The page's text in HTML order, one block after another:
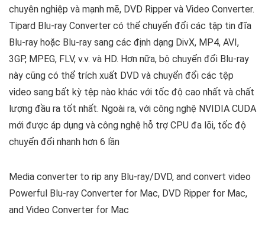
chuyên nghiệp và mạnh mẽ, DVD Ripper và Video Converter.
Tipard Blu-ray Converter có thể chuyển đổi các tập tin đĩa
Blu-ray hoặc Blu-ray sang các định dạng DivX, MP4, AVI,
3GP, MPEG, FLV, v.v. và HD. Hơn nữa, bộ chuyển đổi Blu-ray
này cũng có thể trích xuất DVD và chuyển đổi các tệp
video sang bất kỳ tệp nào khác với tốc độ cao nhất và chất
lượng đầu ra tốt nhất. Ngoài ra, với công nghệ NVIDIA CUDA
mới được áp dụng và công nghệ hỗ trợ CPU đa lõi, tốc độ
chuyển đổi nhanh hơn 6 lần
Media converter to rip any Blu-ray/DVD, and convert video
Powerful Blu-ray Converter for Mac, DVD Ripper for Mac,
and Video Converter for Mac